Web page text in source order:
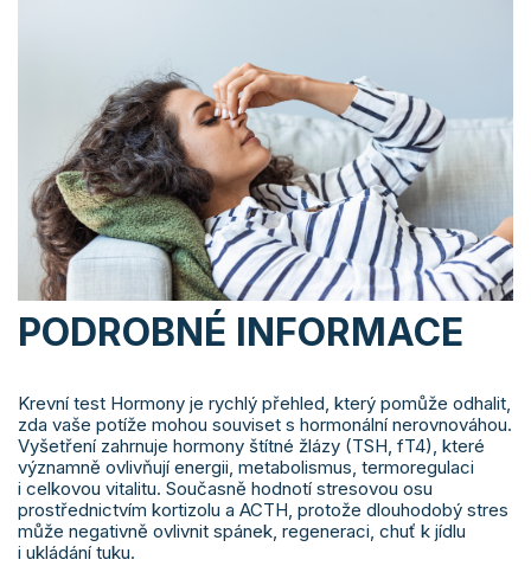
PODROBNÉ INFORMACE
Krevní test Hormony je rychlý přehled, který pomůže odhalit,
zda vaše potíže mohou souviset s hormonální nerovnováhou.
Vyšetření zahrnuje hormony štítné žlázy (TSH, fT4), které
významně ovlivňují energii, metabolismus, termoregulaci
i celkovou vitalitu. Současně hodnotí stresovou osu
prostřednictvím kortizolu a ACTH, protože dlouhodobý stres
může negativně ovlivnit spánek, regeneraci, chuť k jídlu
i ukládání tuku.